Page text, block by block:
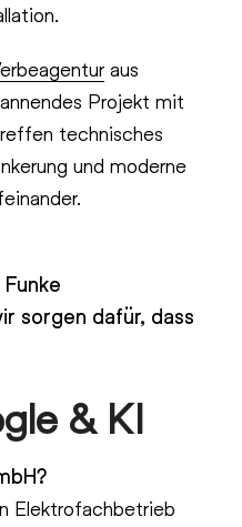
aus
Projekt mit
technisches
und moderne
sorgen dafür, dass
& KI
Elektrofachbetrieb